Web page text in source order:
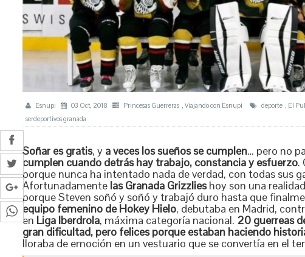
Esnupi 03 Oct, 2018 Princesas Guerreras , Viajando con Esnupi deporte , El
serdeportivos granada
Soñar es gratis, y a veces los sueños se cumplen… pero no
cumplen cuando detrás hay trabajo, constancia y esfuerzo.
porque nunca ha intentado nada de verdad, con todas sus
Afortunadamente las Granada Grizzlieshoy son una
porque Steven soñó y soñó y trabajó duro hasta que
equipo femenino de Hokey Hielo, debutaba en Madrid,
en Liga Iberdrola, máxima categoría nacional. 20 guerreas
gran dificultad, pero felices porque estaban haciendo
lloraba de emoción en un vestuario que se convertía en el